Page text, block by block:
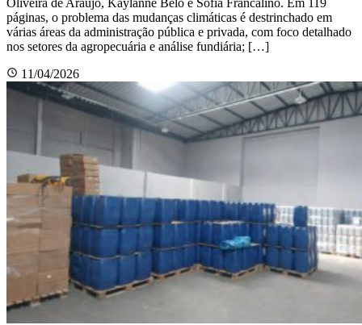
páginas, o problema das mudanças climáticas é destrinchado em
várias áreas da administração pública e privada, com foco detalhado
nos setores da agropecuária e análise fundiária; […]
11/04/2026